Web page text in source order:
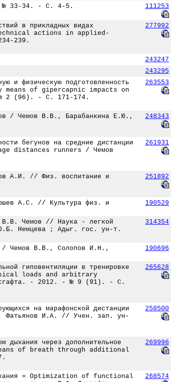
- № 33-34. - С. 4-5.
111253
в прикладных видах
actions in applied-
239.
277992
243247
243295
и физическую подготовленность
of gipercapnic impacts on
2 (96). - С. 171-174.
263553
/ Чемов В.В., Барабанкина Е.Ю.,
248343
бегунов на средние дистанции
distances runners / Чемов
261931
А.И. // Физ. воспитание и
251892
А.С. // Культура физ. и
190529
/ В.В. Чемов // Наука - легкой
Немцева ; Адыг. гос. ун-т.
314354
/ Чемов В.В., Солопов И.Н.,
190696
гиповентиляции в тренировке
loads and arbitrary
- 2012. - № 9 (91). - С.
265628
на марафонской дистанции
И.А. // Учен. зап. ун-
258500
дыхания через дополнительное
of breath through additional
269996
дыхания = Optimization of functional
268574